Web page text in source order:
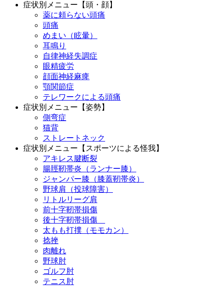
症状別メニュー【頭・顔】
薬に頼らない頭痛
頭痛
めまい（眩暈）
耳鳴り
自律神経失調症
眼精疲労
顔面神経麻痺
顎関節症
テレワークによる頭痛
症状別メニュー【姿勢】
側弯症
猫背
ストレートネック
症状別メニュー【スポーツによる怪我】
アキレス腱断裂
腸脛靭帯炎（ランナー膝）
ジャンパー膝（膝蓋靭帯炎）
野球肩（投球障害）
リトルリーグ肩
前十字靭帯損傷
後十字靭帯損傷
太もも打撲（モモカン）
捻挫
肉離れ
野球肘
ゴルフ肘
テニス肘